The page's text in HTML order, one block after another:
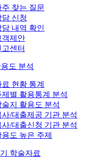
주 찾는 질문
담 신청
담 내역 확인
객제안
고센터
도 분석
료 현황 통계
제별 활용통계 분석
술지 활용도 분석
사/대출제공 기관 분석
사/대출신청 기관 분석
용도 높은 주제
학술자료